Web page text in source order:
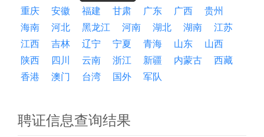
重庆
安徽 福建 甘肃 广东 广西
贵州
海南
河北 黑龙江 河南 湖北 湖南
江苏
江西
吉林 辽宁 宁夏 青海 山东
山西
陕西
四川 云南 浙江 新疆 内蒙古
西藏
香港
澳门 台湾 国外 军队
聘证信息查询结果